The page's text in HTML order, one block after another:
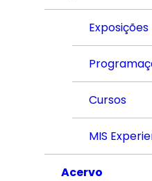
Exposições
Cursos
MIS
Acervo